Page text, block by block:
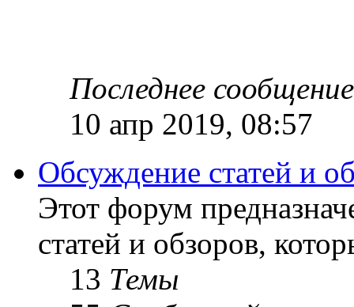
Последнее сообщение
10 апр 2019, 08:57
Обсуждение статей и
Этот форум
статей и обзоров,
13 Темы